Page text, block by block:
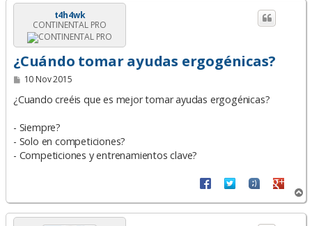
t4h4wk
CONTINENTAL PRO
¿Cuándo tomar ayudas ergogénicas?
M
n
j
e
10 Nov 2015
¿Cuando creéis que es mejor tomar ayudas ergogénicas?
- Siempre?
- Solo en competiciones?
- Competiciones y entrenamientos clave?
r
r